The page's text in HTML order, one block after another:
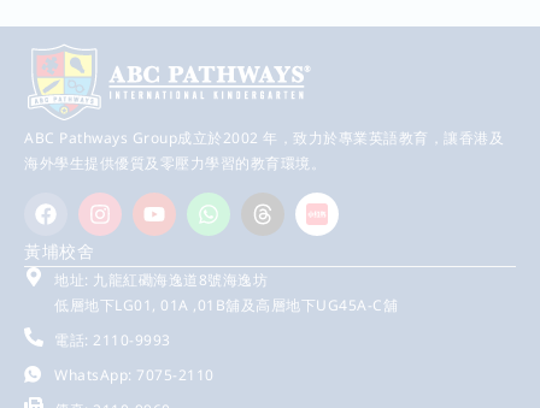
ABC Pathways Group成立於2002 年，致力於專業英語教育，讓香港及
海外學生提供優質及零壓力學習的教育環境。
黃埔校舍
地址: 九龍紅磡海逸道8號海逸坊
低層地下LG01, 01A ,01B舖及高層地下UG45A-C舖
電話: 2110-9993
WhatsApp: 7075-2110